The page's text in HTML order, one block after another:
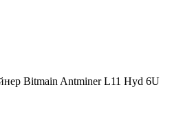
Bitmain Antminer L11 Hyd 6U